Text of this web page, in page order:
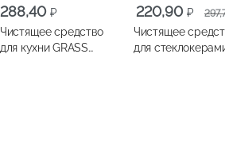
288,40 ₽
Чистящее средство
для кухни GRASS
Первоначальная
цена
составляла
220,90 ₽
Текущая
цена:
220,90 ₽.
Чистящее
для